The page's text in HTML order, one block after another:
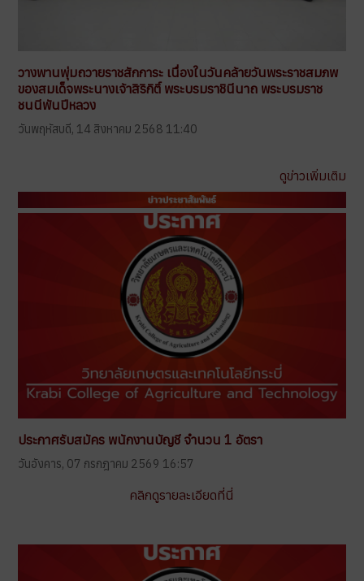
วางพานพุ่มถวายราชสักการะ เนื่องในวันคล้ายวันพระราชสมภพ
ของสมเด็จพระนางเจ้าสิริกิติ์ พระบรมราชินีนาถ พระบรมราช
ชนนีพันปีหลวง
วันพฤหัสบดี, 14 สิงหาคม 2568 11:40
ดูข่าวเพิ่มเติม
ประกาศรับสมัคร พนักงานบัญชี จำนวน 1 อัตรา
วันอังคาร, 07 กรกฎาคม 2569 16:57
คลิกดูรายละเอียดที่นี่